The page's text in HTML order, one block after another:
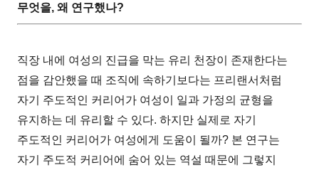
무엇을, 왜 연구했나?
직장 내에 여성의 진급을 막는 유리 천장이 존재한다는
점을 감안했을 때 조직에 속하기보다는 프리랜서처럼
자기 주도적인 커리어가 여성이 일과 가정의 균형을
유지하는 데 유리할 수 있다. 하지만 실제로 자기
주도적인 커리어가 여성에게 도움이 될까? 본 연구는
자기 주도적 커리어에 숨어 있는 역설 때문에 그렇지